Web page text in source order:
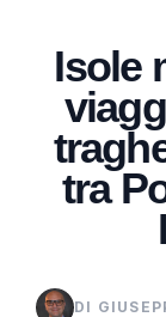
Isole
tra
DI